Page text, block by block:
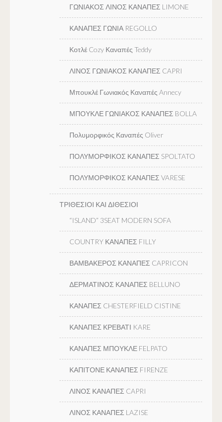
ΓΩΝΙΑΚΟΣ ΛΙΝΟΣ ΚΑΝΑΠΕΣ LIMONE
ΚΑΝΑΠΕΣ ΓΩΝΙΑ REGOLLO
Κοτλέ Cozy Καναπές Teddy
ΛΙΝΟΣ ΓΩΝΙΑΚΟΣ ΚΑΝΑΠΕΣ CAPRI
Μπουκλέ Γωνιακός Καναπές Annecy
ΜΠΟΥΚΛΕ ΓΩΝΙΑΚΟΣ ΚΑΝΑΠΕΣ BOLLA
Πολυμορφικός Καναπές Oliver
ΠΟΛΥΜΟΡΦΙΚΟΣ ΚΑΝΑΠΕΣ SPOLTATO
ΠΟΛΥΜΟΡΦΙΚΟΣ ΚΑΝΑΠΕΣ VARESE
ΤΡΙΘΕΣΙΟΙ ΚΑΙ ΔΙΘΕΣΙΟΙ
“ISLAND” 3SEAT MODERN SOFA
COUNTRY ΚΑΝΑΠΕΣ FILLY
ΒΑΜΒΑΚΕΡΟΣ ΚΑΝΑΠΕΣ CAPRICON
ΔΕΡΜΑΤΙΝΟΣ ΚΑΝΑΠΕΣ BELLUNO
ΚΑΝΑΠΕΣ CHESTERFIELD CISTINE
ΚΑΝΑΠΕΣ ΚΡΕΒΑΤΙ KARE
ΚΑΝΑΠΕΣ ΜΠΟΥΚΛΕ FELPATO
ΚΑΠΙΤΟΝΕ ΚΑΝΑΠΕΣ FIRENZE
ΛΙΝΟΣ ΚΑΝΑΠΕΣ CAPRI
ΛΙΝΟΣ ΚΑΝΑΠΕΣ LAZISE